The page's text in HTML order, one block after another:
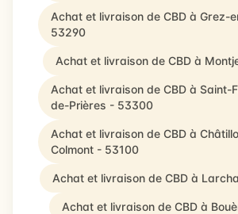
Achat et livraison de CBD à Grez-
53290
Achat et livraison de CBD à
Achat et livraison de CBD à Saint-
de-Prières - 53300
Achat et livraison de CBD à
Colmont - 53100
Achat et livraison de CBD à
Achat et livraison de CBD à